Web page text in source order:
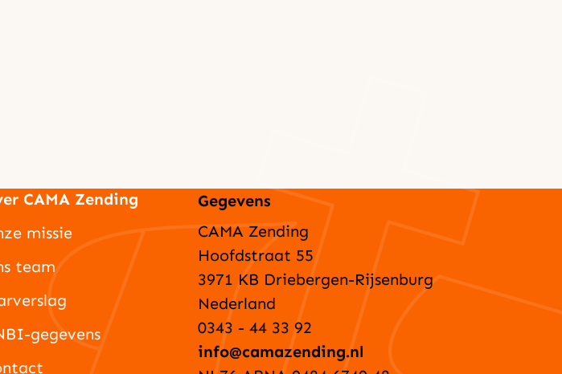
CAMA Zending
missie
team
gegevens
Gegevens
CAMA Zending
Hoofdstraat 55
3971 KB Driebergen-Rijsenburg
Nederland
0343 - 44 33 92
info@camazending.nl